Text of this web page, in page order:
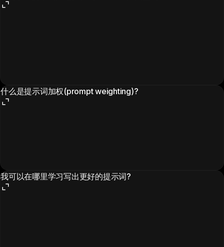
什么是提示词加权(prompt weighting)?
我可以在哪里学习写出更好的提示词?